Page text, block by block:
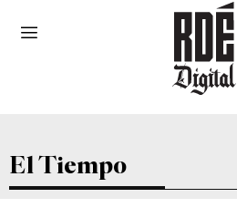
El Tiempo